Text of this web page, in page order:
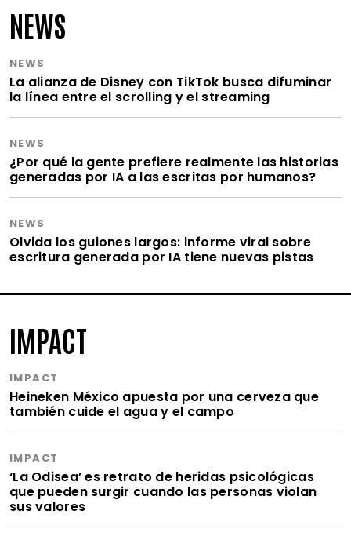
NEWS
NEWS
La alianza de Disney con TikTok busca difuminar
la línea entre el scrolling y el streaming
NEWS
¿Por qué la gente prefiere realmente las historias
generadas por IA a las escritas por humanos?
NEWS
Olvida los guiones largos: informe viral sobre
escritura generada por IA tiene nuevas pistas
IMPACT
IMPACT
Heineken México apuesta por una cerveza que
también cuide el agua y el campo
IMPACT
‘La Odisea’ es retrato de heridas psicológicas
que pueden surgir cuando las personas violan
sus valores